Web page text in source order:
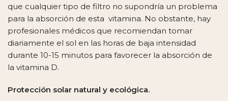
que cualquier tipo de filtro no supondría un problema
para la absorción de esta vitamina. No obstante, hay
profesionales médicos que recomiendan tomar
diariamente el sol en las horas de baja intensidad
durante 10-15 minutos para favorecer la absorción de
la vitamina D.
Protección solar natural y ecológica.